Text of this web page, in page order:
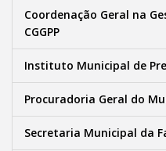
Coordenação Geral na
CGGPP
Instituto Municipal de
Procuradoria Geral do
Secretaria Municipal da